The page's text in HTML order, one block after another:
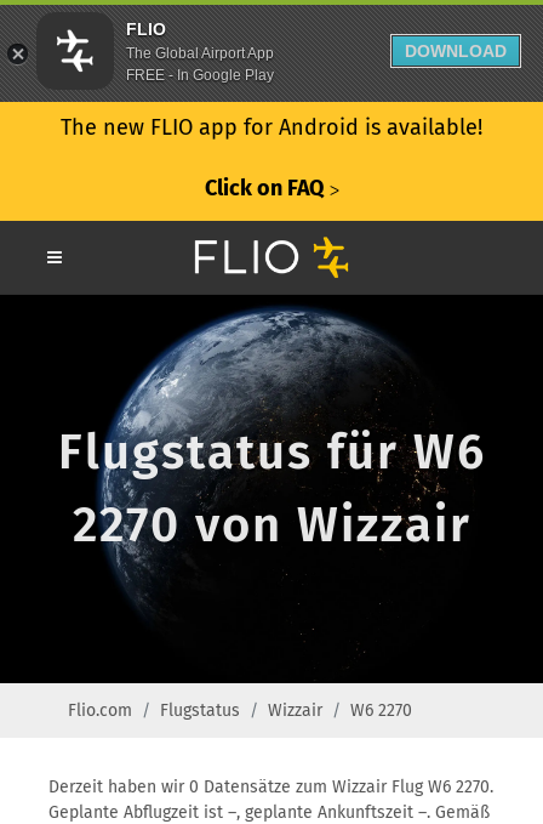
The new FLIO app for Android is available!
Click on FAQ ᐳ
Flugstatus für W6
2270 von Wizzair
Flio.com Flugstatus Wizzair W6 2270
Derzeit haben wir 0 Datensätze zum Wizzair Flug W6 2270.
Geplante Abflugzeit ist –, geplante Ankunftszeit –. Gemäß
FLIO
The Global Airport App
FREE - In Google Play
DOWNLOAD